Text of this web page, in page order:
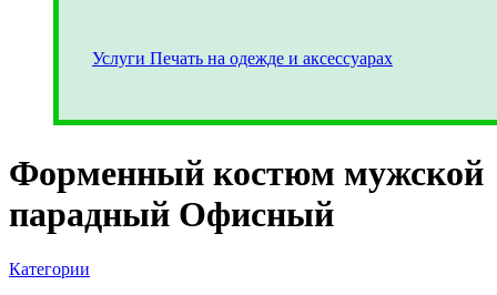
Услуги Печать на одежде и аксессуарах
Форменный костюм мужской
парадный Офисный
Категории